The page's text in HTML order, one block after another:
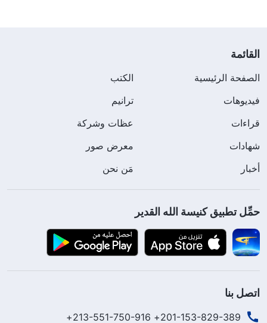
القائمة
الصفحة الرئيسية
الكتب
فيديوهات
ترانيم
قراءات
عظات وشركة
شهادات
معرض صور
أخبار
مَن نحن
حمِّل تطبيق كنيسة الله القدير
اتصل بنا
201-153-829-389+ 213-551-750-916+